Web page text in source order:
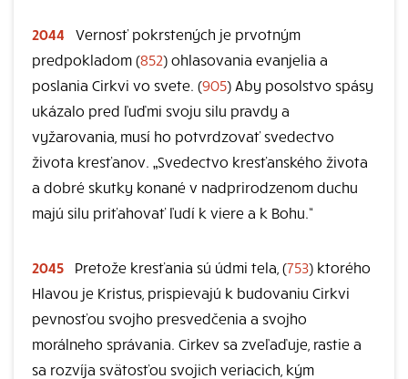
2044
Vernosť pokrstených je prvotným
predpokladom (852) ohlasovania evanjelia a
poslania Cirkvi vo svete. (905) Aby posolstvo spásy
ukázalo pred ľuďmi svoju silu pravdy a
vyžarovania, musí ho potvrdzovať svedectvo
života kresťanov. „Svedectvo kresťanského života
a dobré skutky konané v nadprirodzenom duchu
majú silu priťahovať ľudí k viere a k Bohu.“
2045 Pretože kresťania sú údmi tela, (753) ktorého
Hlavou je Kristus, prispievajú k budovaniu Cirkvi
pevnosťou svojho presvedčenia a svojho
morálneho správania. Cirkev sa zveľaďuje, rastie a
sa rozvíja svätosťou svojich veriacich, kým